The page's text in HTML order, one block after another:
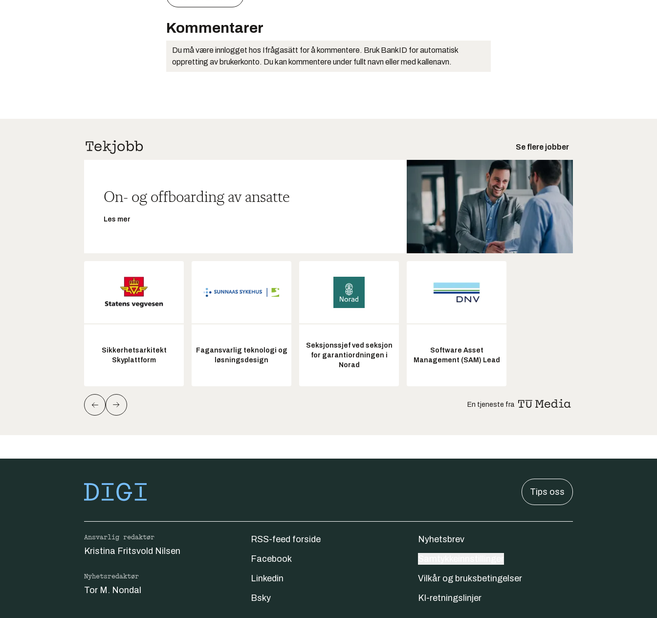
Kommentarer
Du må være innlogget hos Ifrågasätt for å kommentere. Bruk BankID for automatisk
oppretting av brukerkonto. Du kan kommentere under fullt navn eller med kallenavn.
Se flere jobber
On- og offboarding av ansatte
Les mer
Sikkerhetsarkitekt
Skyplattform
Fagansvarlig teknologi og
løsningsdesign
Seksjonssjef ved seksjon
for garantiordningen i
Norad
Software Asset
Management (SAM) Lead
En tjeneste fra
Tips oss
Ansvarlig redaktør
Kristina Fritsvold Nilsen
Nyhetsredaktør
Tor M. Nondal
RSS-feed forside
Facebook
Linkedin
Bsky
Nyhetsbrev
Vilkår og bruksbetingelser
KI-retningslinjer